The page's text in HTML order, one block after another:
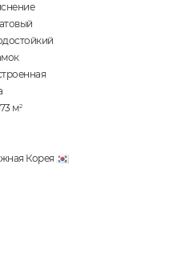
м2
Корея